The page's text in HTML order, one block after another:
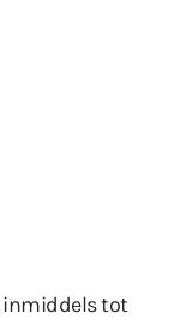
inmiddels tot